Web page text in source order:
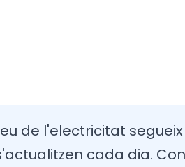
de l'electricitat
cada dia.